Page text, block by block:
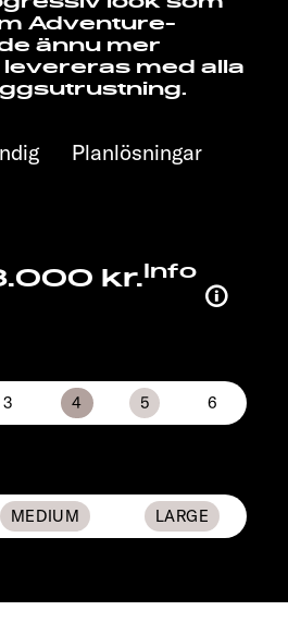
Adventure-
ännu mer
med alla
Planlösningar
kr.Info